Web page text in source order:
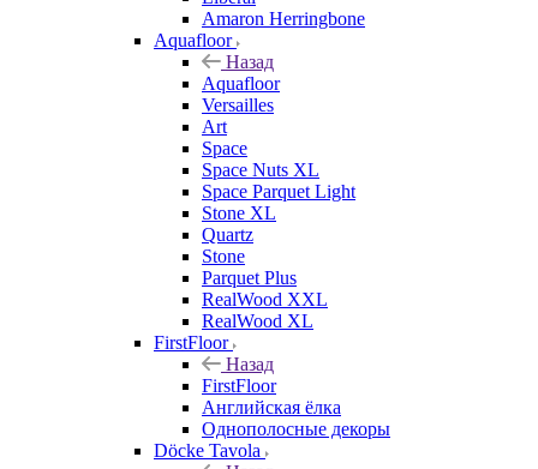
Amaron Herringbone
Aquafloor
Назад
Aquafloor
Versailles
Art
Space
Space Nuts XL
Space Parquet Light
Stone XL
Quartz
Stone
Parquet Plus
RealWood XXL
RealWood XL
FirstFloor
Назад
FirstFloor
Английская ёлка
Однополосные декоры
Döcke Tavola